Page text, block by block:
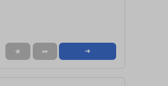
★ ➦ ➜